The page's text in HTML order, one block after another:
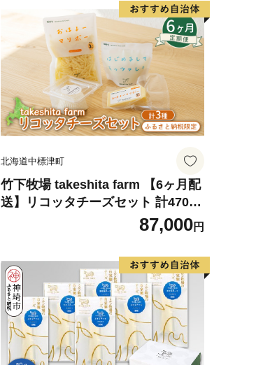
北海道中標津町
竹下牧場 takeshita farm 【6ヶ月配
送】リコッタチーズセット 計470g
87,000円